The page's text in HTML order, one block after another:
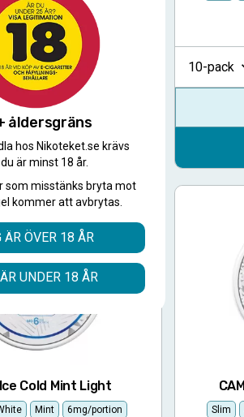
12mg/portion
SLUTSÅLD
SLUTSÅLD
10-pack
Ice Cold Mint Light
Mint 6mg/portion Slim
åldersgräns
hos Nikoteket.se krävs
är minst 18 år.
som misstänks bryta mot
kommer att avbrytas.
ÄR ÖVER 18 ÅR
UNDER 18 ÅR